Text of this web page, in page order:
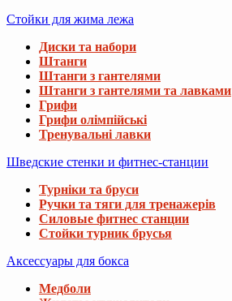
Стойки для жима лежа
Диски та набори
Штанги
Штанги з гантелями
Штанги з гантелями та лавками
Грифи
Грифи олімпійські
Тренувальні лавки
Шведские стенки и фитнес-станции
Турніки та бруси
Ручки та тяги для тренажерів
Силовые фитнес станции
Стойки турник брусья
Аксессуары для бокса
Медболи